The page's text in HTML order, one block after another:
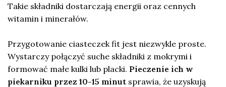
Takie składniki dostarczają energii oraz cennych
witamin i minerałów.
Przygotowanie ciasteczek fit jest niezwykle proste.
Wystarczy połączyć suche składniki z mokrymi i
formować małe kulki lub placki. Pieczenie ich w
piekarniku przez 10-15 minut sprawia, że uzyskują